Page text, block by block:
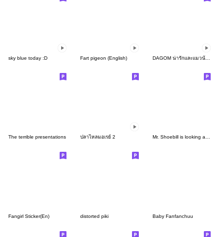
sky blue today :D Fart pigeon (English) DAGOM น่ารักและแมวน้อย
The terrible presentations ปลาไหลมอเรย์ 2 Mr. Shoebill is looking at you
Fangirl Sticker(En) distorted piki Baby Fanfanchuu